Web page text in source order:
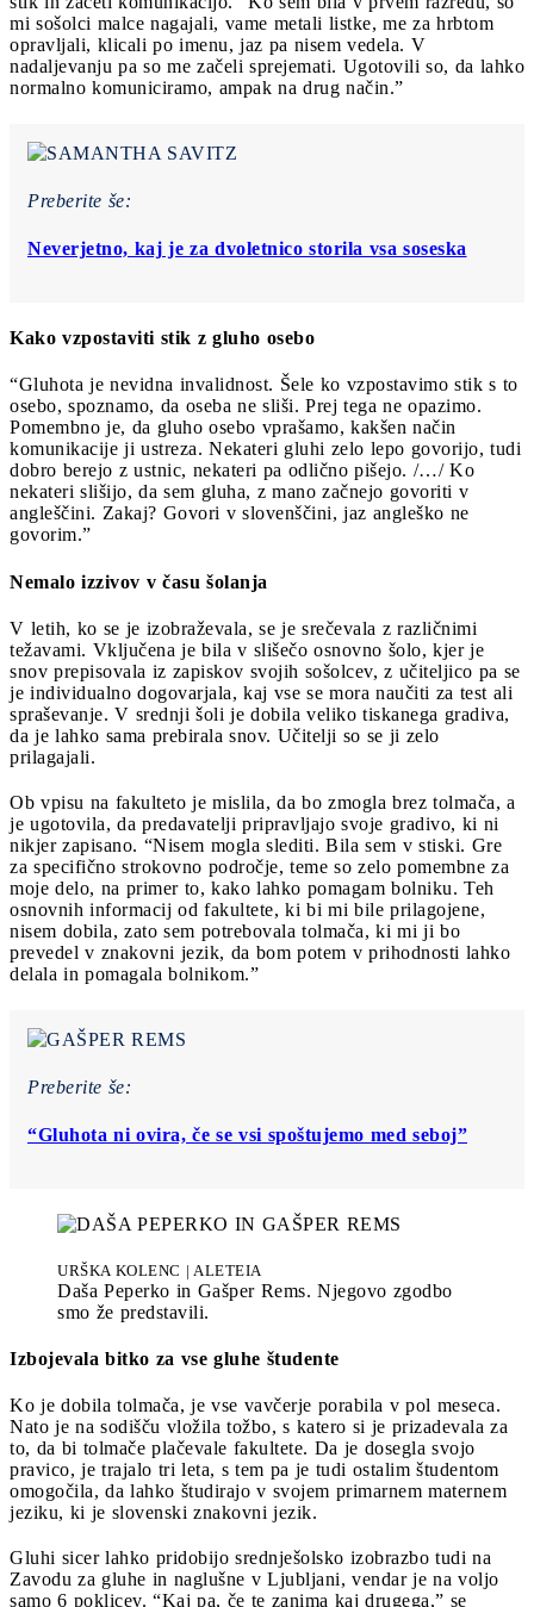
mi sošolci malce nagajali, vame metali listke, me za hrbtom
opravljali, klicali po imenu, jaz pa nisem vedela. V
nadaljevanju pa so me začeli sprejemati. Ugotovili so, da lahko
normalno komuniciramo, ampak na drug način.”
Preberite še:
Neverjetno, kaj je za dvoletnico storila vsa soseska
Kako vzpostaviti stik z gluho osebo
“Gluhota je nevidna invalidnost. Šele ko vzpostavimo stik s to
osebo, spoznamo, da oseba ne sliši. Prej tega ne opazimo.
Pomembno je, da gluho osebo vprašamo, kakšen način
komunikacije ji ustreza. Nekateri gluhi zelo lepo govorijo, tudi
dobro berejo z ustnic, nekateri pa odlično pišejo. /…/ Ko
nekateri slišijo, da sem gluha, z mano začnejo govoriti v
angleščini. Zakaj? Govori v slovenščini, jaz angleško ne
govorim.”
Nemalo izzivov v času šolanja
V letih, ko se je izobraževala, se je srečevala z različnimi
težavami. Vključena je bila v slišečo osnovno šolo, kjer je
snov prepisovala iz zapiskov svojih sošolcev, z učiteljico pa se
je individualno dogovarjala, kaj vse se mora naučiti za test ali
spraševanje. V srednji šoli je dobila veliko tiskanega gradiva,
da je lahko sama prebirala snov. Učitelji so se ji zelo
prilagajali.
Ob vpisu na fakulteto je mislila, da bo zmogla brez tolmača, a
je ugotovila, da predavatelji pripravljajo svoje gradivo, ki ni
nikjer zapisano. “Nisem mogla slediti. Bila sem v stiski. Gre
za specifično strokovno področje, teme so zelo pomembne za
moje delo, na primer to, kako lahko pomagam bolniku. Teh
osnovnih informacij od fakultete, ki bi mi bile prilagojene,
nisem dobila, zato sem potrebovala tolmača, ki mi ji bo
prevedel v znakovni jezik, da bom potem v prihodnosti lahko
delala in pomagala bolnikom.”
Preberite še:
“Gluhota ni ovira, če se vsi spoštujemo med seboj”
URŠKA KOLENC | ALETEIA
Daša Peperko in Gašper Rems. Njegovo zgodbo
smo že predstavili.
Izbojevala bitko za vse gluhe študente
Ko je dobila tolmača, je vse vavčerje porabila v pol meseca.
Nato je na sodišču vložila tožbo, s katero si je prizadevala za
to, da bi tolmače plačevale fakultete. Da je dosegla svojo
pravico, je trajalo tri leta, s tem pa je tudi ostalim študentom
omogočila, da lahko študirajo v svojem primarnem maternem
jeziku, ki je slovenski znakovni jezik.
Gluhi sicer lahko pridobijo srednješolsko izobrazbo tudi na
Zavodu za gluhe in naglušne v Ljubljani, vendar je na voljo
samo 6 poklicev. “Kaj pa, če te zanima kaj drugega,” se